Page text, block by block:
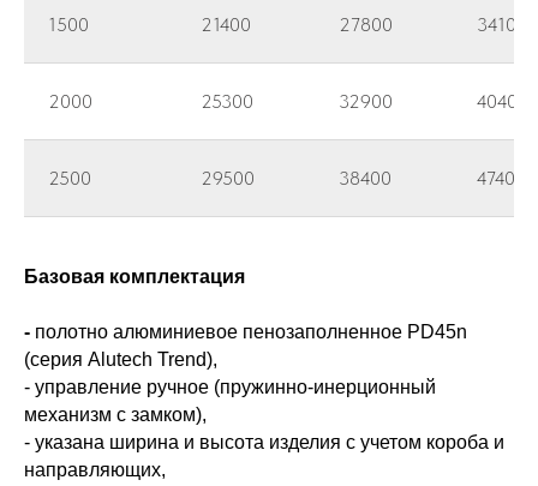
1500 21400 27800 34100
2000 25300 32900 40400
2500 29500 38400 47400
Базовая комплектация
- полотно алюминиевое пенозаполненное PD45n
(серия Alutech Trend),
- управление ручное (пружинно-инерционный
механизм с замком),
- указана ширина и высота изделия с учетом короба и
направляющих,